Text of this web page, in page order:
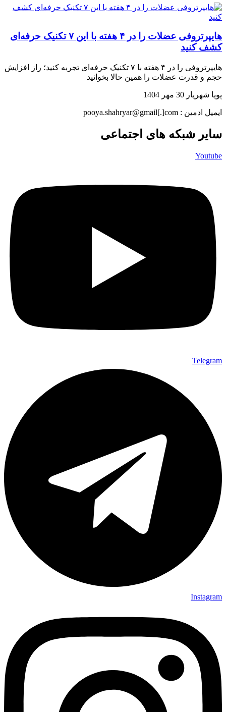
هایپرتروفی عضلات را در ۴ هفته با این ۷ تکنیک حرفه‌ای
کشف کنید
هایپرتروفی را در ۴ هفته با ۷ تکنیک حرفه‌ای تجربه کنید؛ راز افزایش
حجم و قدرت عضلات را همین حالا بخوانید
پویا شهریار 30 مهر 1404
ایمیل ادمین : pooya.shahryar@gmail[.]com
سایر شبکه های اجتماعی
Youtube
Telegram
Instagram